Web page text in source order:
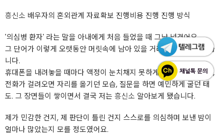
흥신소 배우자의 혼외관계 자료확보 진행비용 진행 진행 방식
'의심병 환자' 라는 말을 아내에게 처음 들었을 때 그냥 넘겼어요.
그 단어가 이렇게 오랫동안 머릿속에 남아 있을 거라곤 생각치 못했습
니다.
휴대폰을 내려놓을 때마다 액정이 눈치채지 못하게 뒤집어 두던 습관,
전화가 걸려오면 자리를 옮기던 모습, 질문을 하면 예민하게 굴던 태
도. 그 장면들이 쌓이면서 결국 저는 흥신소 알아보게 됐습니다.
제가 민감한 건지, 제 판단이 틀린 건지 스스로를 의심하며 보낸 밤이
얼마나 많았는지 모를 정도였어요.